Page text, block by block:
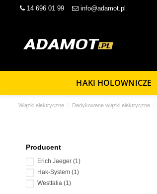
14 696 01 99 info@adamot.pl
HAKI HOLOWNICZE
Wiązki elektryczne Dedykowane wiązki elektryczne
Producent
Erich Jaeger (1)
Hak-System (1)
Westfalia (1)